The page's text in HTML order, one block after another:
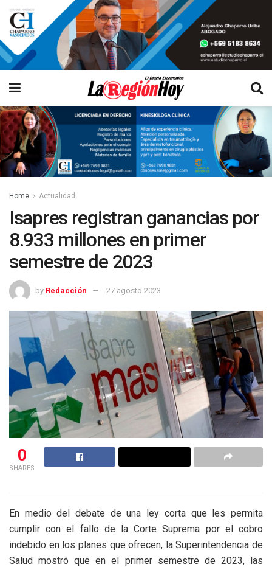
Home Actualidad
Isapres registran ganancias por
8.933 millones en primer
semestre de 2023
by Redacción 27 agosto 2023
0
SHARES
En medio del debate de una ley corta que les permita
cumplir con el fallo de la Corte Suprema por el cobro
indebido en los planes que ofrecen, la Superintendencia de
Salud mostró que en el primer semestre de 2023, las